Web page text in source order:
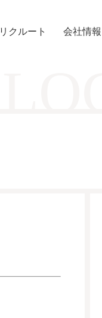
リクルート 会社情報